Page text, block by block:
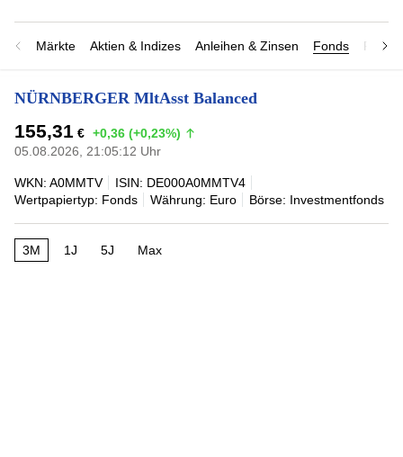
Märkte Aktien & Indizes Anleihen & Zinsen Fonds
NÜRNBERGER MltAsst Balanced
155,31 € +0,36 (+0,23%)
05.08.2026, 21:05:12 Uhr
WKN: A0MMTV
ISIN: DE000A0MMTV4
Wertpapiertyp: Fonds
Währung: Euro Börse: Investmentfonds
3M 1J 5J Max